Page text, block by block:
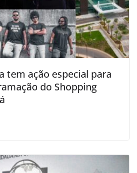
tem ação especial para
do Shopping